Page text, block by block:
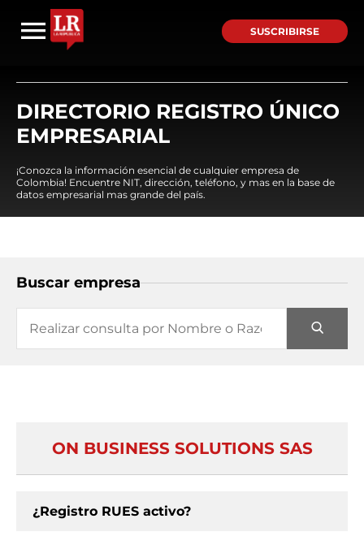
SUSCRIBIRSE
DIRECTORIO REGISTRO ÚNICO
EMPRESARIAL
¡Conozca la información esencial de cualquier empresa de
Colombia! Encuentre NIT, dirección, teléfono, y mas en la base de
datos empresarial mas grande del país.
Buscar empresa
ON BUSINESS SOLUTIONS SAS
¿Registro RUES activo?